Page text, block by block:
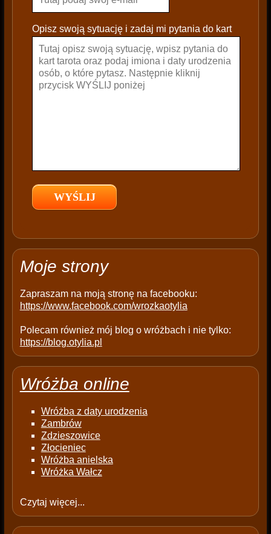
e
a
e
e
p
y
Opisz swoją sytuację i zadaj mi pytania do kart
Moje strony
Zapraszam na moją stronę na facebooku:
https://www.facebook.com/wrozkaotylia
Polecam również mój blog o wróżbach i nie tylko:
https://blog.otylia.pl
Wróżba online
Wróżba z daty urodzenia
Zambrów
Zdzieszowice
Złocieniec
Wróżba anielska
Wróżka Wałcz
Czytaj więcej...